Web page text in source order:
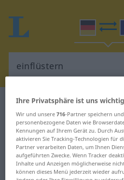
Deutsch-Französisch
Deutsch-
für "einflüstern"
"einflüstern"
Ihre Privatsphäre ist uns wichtig
Wir und unsere716-Partner speichern
personenbezogene Daten wie
Kennungen auf Ihrem Gerät zu. Durch
aktivieren Sie Tracking-Technologien für
Partner verarbeiten Daten, um Ihnen
aufgeführten Zwecke. Wenn Tracker
Inhalte und Anzeigen möglicherweise
können dieses Menü jederzeit wieder